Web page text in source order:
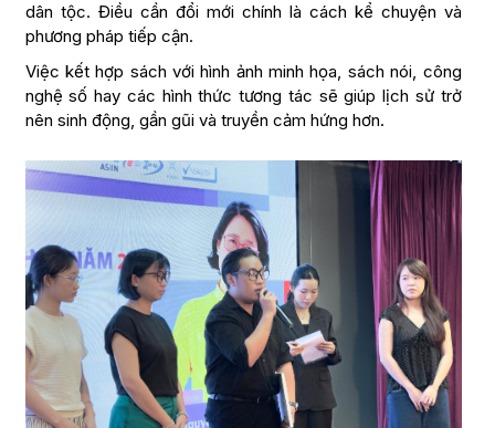
dân tộc. Điều cần đổi mới chính là cách kể chuyện và
phương pháp tiếp cận.
Việc kết hợp sách với hình ảnh minh họa, sách nói, công
nghệ số hay các hình thức tương tác sẽ giúp lịch sử trở
nên sinh động, gần gũi và truyền cảm hứng hơn.